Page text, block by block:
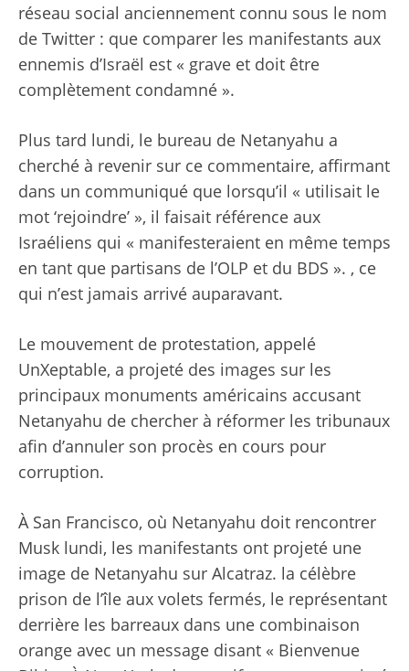
réseau social anciennement connu sous le nom
de Twitter : que comparer les manifestants aux
ennemis d’Israël est « grave et doit être
complètement condamné ».
Plus tard lundi, le bureau de Netanyahu a
cherché à revenir sur ce commentaire, affirmant
dans un communiqué que lorsqu’il « utilisait le
mot ‘rejoindre’ », il faisait référence aux
Israéliens qui « manifesteraient en même temps
en tant que partisans de l’OLP et du BDS ». , ce
qui n’est jamais arrivé auparavant.
Le mouvement de protestation, appelé
UnXeptable, a projeté des images sur les
principaux monuments américains accusant
Netanyahu de chercher à réformer les tribunaux
afin d’annuler son procès en cours pour
corruption.
À San Francisco, où Netanyahu doit rencontrer
Musk lundi, les manifestants ont projeté une
image de Netanyahu sur Alcatraz. la célèbre
prison de l’île aux volets fermés, le représentant
derrière les barreaux dans une combinaison
orange avec un message disant « Bienvenue